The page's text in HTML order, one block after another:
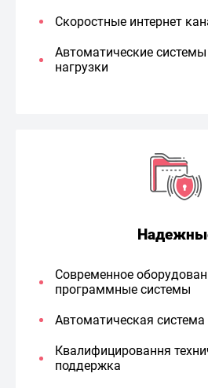
Скоростные интернет
Автоматические
нагрузки
Современное
программные системы
Автоматическая
Квалифицировання
поддержка